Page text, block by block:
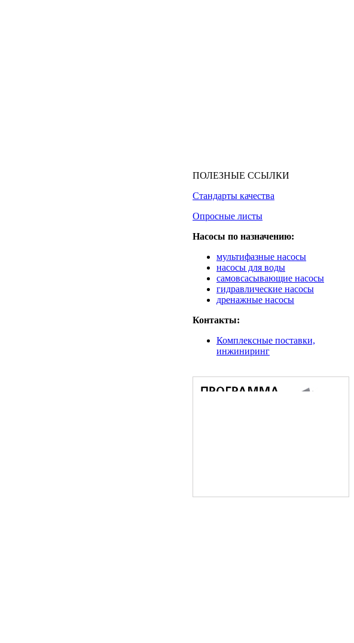
ПОЛЕЗНЫЕ ССЫЛКИ
Стандарты качества
Опросные листы
Насосы по назначению:
мультифазные насосы
насосы для воды
самовсасывающие насосы
гидравлические насосы
дренажные насосы
Контакты:
Комплексные поставки,
инжиниринг